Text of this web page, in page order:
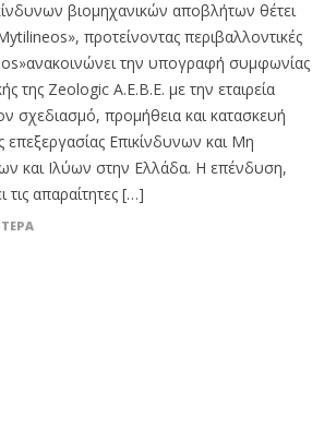
βιομηχανικών αποβλήτων θέτει
προτείνοντας περιβαλλοντικές
την υπογραφή συμφωνίας
της Zeologic Α.Ε.Β.Ε. με την εταιρεία
σχεδιασμό, προμήθεια και κατασκευή
Επικίνδυνων και Μη
και Ιλύων στην Ελλάδα. Η επένδυση,
απαραίτητες […]